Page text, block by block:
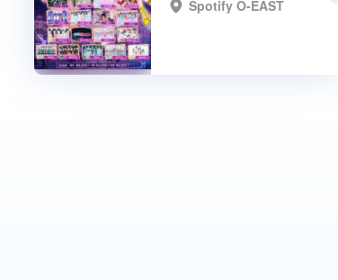
SP~」Spotify O-EAST